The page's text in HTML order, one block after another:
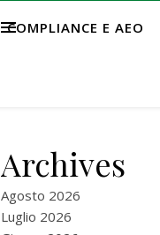
COMPLIANCE E AEO
Archives
Agosto 2026
Luglio 2026